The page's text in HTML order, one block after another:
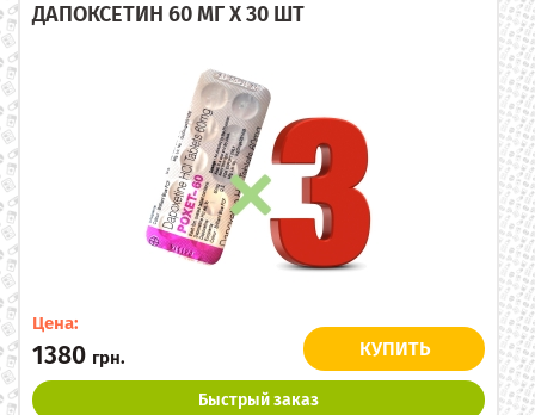
ДАПОКСЕТИН 60 МГ X 30 ШТ
Цена:
1380 грн. КУПИТЬ
Быстрый заказ